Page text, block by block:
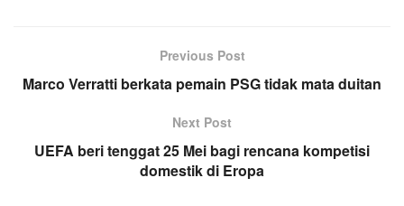
Previous Post
Marco Verratti berkata pemain PSG tidak mata duitan
Next Post
UEFA beri tenggat 25 Mei bagi rencana kompetisi
domestik di Eropa